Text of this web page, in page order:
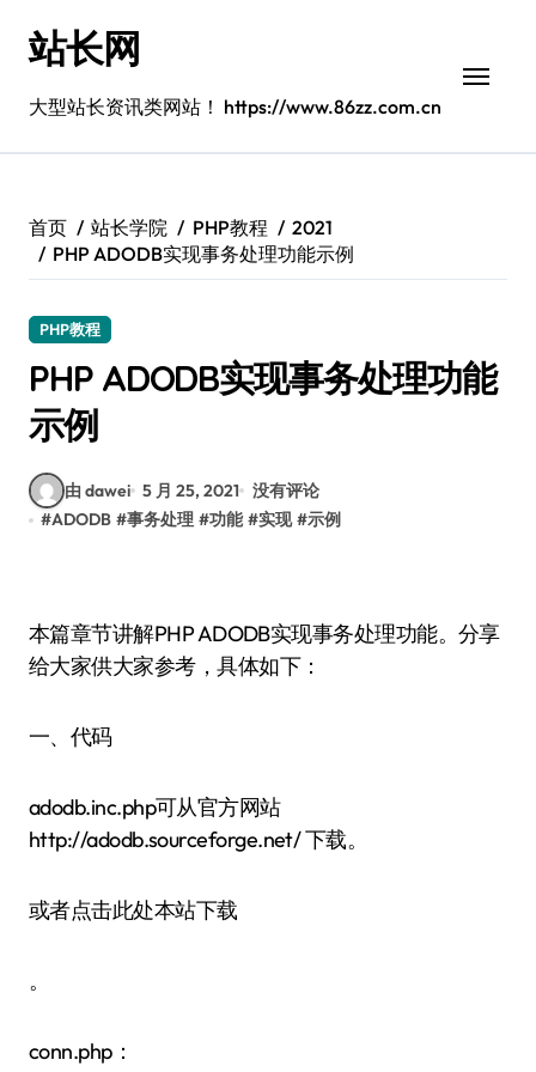
站长网
大型站长资讯类网站！ https://www.86zz.com.cn
首页 站长学院 PHP教程
2021
PHP ADODB实现事务处理功能示例
PHP教程
PHP ADODB实现事务处理功能
示例
由 dawei 5 月 25, 2021 没有评论
#ADODB #事务处理 #功能 #实现 #示例
本篇章节讲解PHP ADODB实现事务处理功能。分享
给大家供大家参考，具体如下：
一、代码
adodb.inc.php可从官方网站
http://adodb.sourceforge.net/ 下载。
或者点击此处本站下载
。
conn.php：